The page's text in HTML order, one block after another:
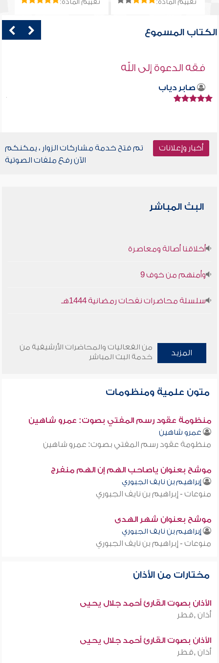
تقييم المادة: تقييم المادة:
الكتاب المسموع
فقه الدعوة إلى الله
صابر دياب
أخبار وإعلانات
تم فتح خدمة مشاركات الزوار ، يمكنكم
الآن رفع ملفات الصوتية
البث المباشر
أخلاقنا أصالة ومعاصرة
وأمنهم من خوف 9
سلسلة محاضرات نفحات رمضانية 1444هـ
المزيد
من الفعاليات والمحاضرات الأرشيفية من
خدمة البث المباشر
متون علمية ومنظومات
منظومة عقود رسم المفتي بصوت: عمرو شاهين
عمرو شاهين
منظومة عقود رسم المفتي بصوت: عمرو شاهين
موشح بعنوان ياصاحب الهم إن الهم منفرج
إبراهيم بن نايف الجبوري
منوعات - إبراهيم بن نايف الجبوري
موشح بعنوان شهر الهدى
إبراهيم بن نايف الجبوري
منوعات - إبراهيم بن نايف الجبوري
مختارات من الأذان
الأذان بصوت القارئ أحمد جلال يحيى
أذان ,قطر
الأذان بصوت القارئ أحمد جلال يحيى
أذان ,قطر